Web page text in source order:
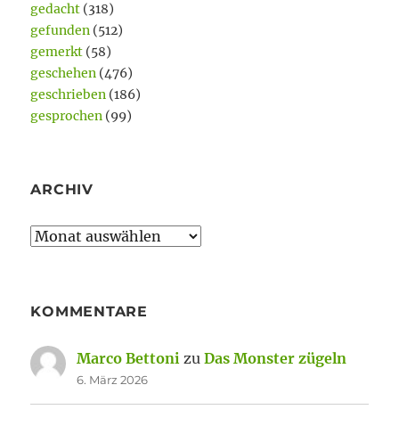
gedacht (318)
gefunden (512)
gemerkt (58)
geschehen (476)
geschrieben (186)
gesprochen (99)
ARCHIV
Archiv
KOMMENTARE
Marco Bettoni zuDas Monster zügeln
6. März 2026